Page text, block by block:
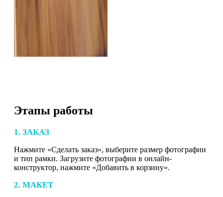
Этапы работы
1. ЗАКАЗ
Нажмите «Сделать заказ», выберите размер фотографии
и тип рамки. Загрузите фотографии в онлайн-
конструктор, нажмите «Добавить в корзину».
2. МАКЕТ